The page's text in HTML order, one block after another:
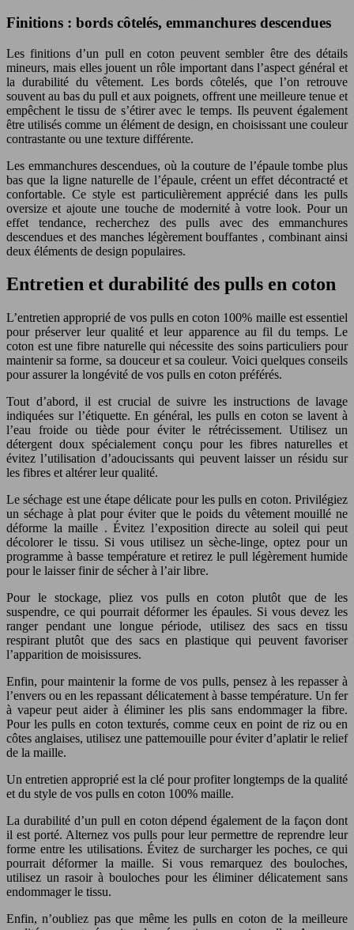
Finitions : bords côtelés, emmanchures descendues
Les finitions d’un pull en coton peuvent sembler être des détails
mineurs, mais elles jouent un rôle important dans l’aspect général et
la durabilité du vêtement. Les bords côtelés, que l’on retrouve
souvent au bas du pull et aux poignets, offrent une meilleure tenue et
empêchent le tissu de s’étirer avec le temps. Ils peuvent également
être utilisés comme un élément de design, en choisissant une couleur
contrastante ou une texture différente.
Les emmanchures descendues, où la couture de l’épaule tombe plus
bas que la ligne naturelle de l’épaule, créent un effet décontracté et
confortable. Ce style est particulièrement apprécié dans les pulls
oversize et ajoute une touche de modernité à votre look. Pour un
effet tendance, recherchez des pulls avec des emmanchures
descendues et des manches légèrement bouffantes , combinant ainsi
deux éléments de design populaires.
Entretien et durabilité des pulls en coton
L’entretien approprié de vos pulls en coton 100% maille est essentiel
pour préserver leur qualité et leur apparence au fil du temps. Le
coton est une fibre naturelle qui nécessite des soins particuliers pour
maintenir sa forme, sa douceur et sa couleur. Voici quelques conseils
pour assurer la longévité de vos pulls en coton préférés.
Tout d’abord, il est crucial de suivre les instructions de lavage
indiquées sur l’étiquette. En général, les pulls en coton se lavent à
l’eau froide ou tiède pour éviter le rétrécissement. Utilisez un
détergent doux spécialement conçu pour les fibres naturelles et
évitez l’utilisation d’adoucissants qui peuvent laisser un résidu sur
les fibres et altérer leur qualité.
Le séchage est une étape délicate pour les pulls en coton. Privilégiez
un séchage à plat pour éviter que le poids du vêtement mouillé ne
déforme la maille . Évitez l’exposition directe au soleil qui peut
décolorer le tissu. Si vous utilisez un sèche-linge, optez pour un
programme à basse température et retirez le pull légèrement humide
pour le laisser finir de sécher à l’air libre.
Pour le stockage, pliez vos pulls en coton plutôt que de les
suspendre, ce qui pourrait déformer les épaules. Si vous devez les
ranger pendant une longue période, utilisez des sacs en tissu
respirant plutôt que des sacs en plastique qui peuvent favoriser
l’apparition de moisissures.
Enfin, pour maintenir la forme de vos pulls, pensez à les repasser à
l’envers ou en les repassant délicatement à basse température. Un fer
à vapeur peut aider à éliminer les plis sans endommager la fibre.
Pour les pulls en coton texturés, comme ceux en point de riz ou en
côtes anglaises, utilisez une pattemouille pour éviter d’aplatir le relief
de la maille.
Un entretien approprié est la clé pour profiter longtemps de la qualité
et du style de vos pulls en coton 100% maille.
La durabilité d’un pull en coton dépend également de la façon dont
il est porté. Alternez vos pulls pour leur permettre de reprendre leur
forme entre les utilisations. Évitez de surcharger les poches, ce qui
pourrait déformer la maille. Si vous remarquez des bouloches,
utilisez un rasoir à bouloches pour les éliminer délicatement sans
endommager le tissu.
Enfin, n’oubliez pas que même les pulls en coton de la meilleure